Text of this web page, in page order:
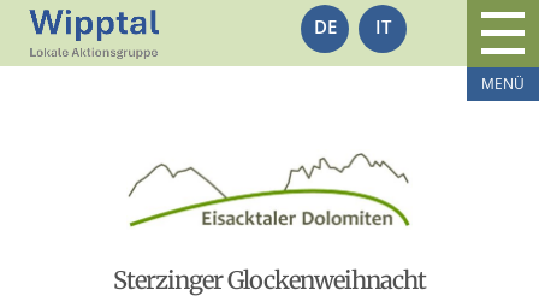
DE IT
Sterzinger Glockenweihnacht